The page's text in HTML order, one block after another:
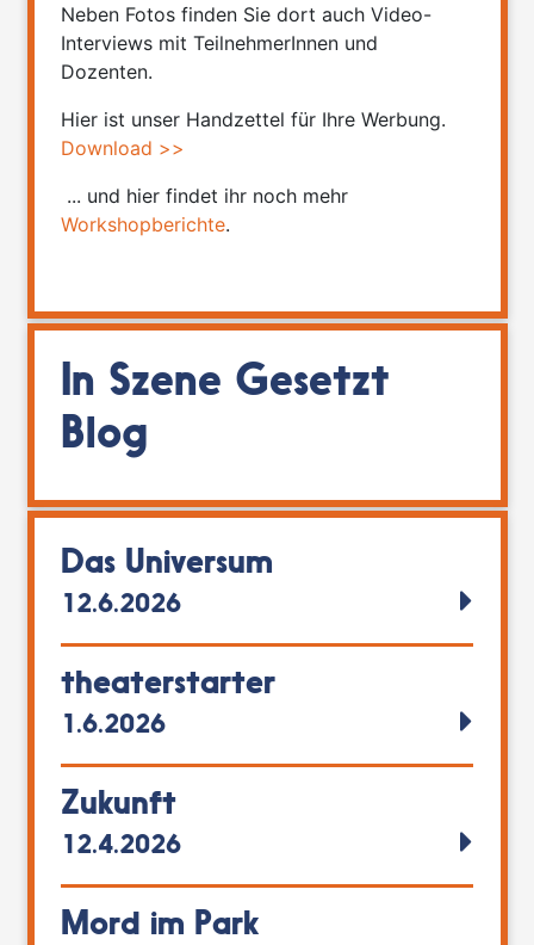
Neben Fotos finden Sie dort auch Video-
Interviews mit TeilnehmerInnen und
Dozenten.
Hier ist unser Handzettel für Ihre Werbung.
Download >>
... und hier findet ihr noch mehr
Workshopberichte.
In Szene Gesetzt
Blog
Das Universum
12.6.2026
theaterstarter
1.6.2026
Zukunft
12.4.2026
Mord im Park